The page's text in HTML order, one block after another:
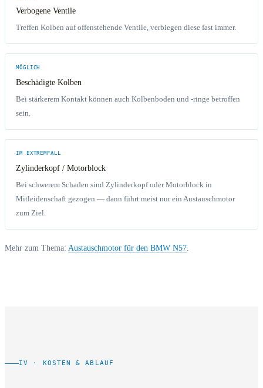
Verbogene Ventile
Treffen Kolben auf offenstehende Ventile, verbiegen diese fast immer.
MÖGLICH
Beschädigte Kolben
Bei stärkerem Kontakt können auch Kolbenboden und -ringe betroffen
sein.
IM EXTREMFALL
Zylinderkopf / Motorblock
Bei schwerem Schaden sind Zylinderkopf oder Motorblock in
Mitleidenschaft gezogen — dann führt meist nur ein Austauschmotor
zum Ziel.
Mehr zum Thema: Austauschmotor für den BMW N57.
IV · KOSTEN & ABLAUF